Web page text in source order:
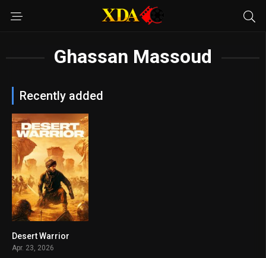
Ghassan Massoud
Recently added
Desert Warrior
Apr. 23, 2026